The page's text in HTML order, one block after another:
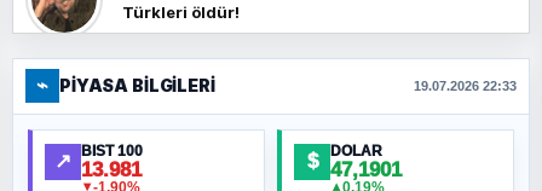
Türkleri öldür!
FERHAT BÜYÜKKALKAN
Ankara Zirvesi: NATO Toplantısı mı, Yeni
Ortadoğu Haritasının Provası mı?
⌁ PIYASA BILGILERI 19.07.2026 22:33
↗ BIST 100
13.981
▼-1,90%
$ DOLAR
47,1901
▲0,19%